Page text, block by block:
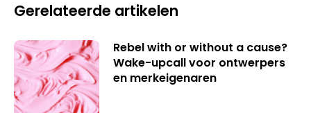
Gerelateerde artikelen
Rebel with or without a cause?
Wake-upcall voor ontwerpers
en merkeigenaren